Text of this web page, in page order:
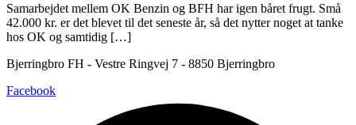
Samarbejdet mellem OK Benzin og BFH har igen båret frugt. Små
42.000 kr. er det blevet til det seneste år, så det nytter noget at tanke
hos OK og samtidig […]
Bjerringbro FH - Vestre Ringvej 7 - 8850 Bjerringbro
Facebook